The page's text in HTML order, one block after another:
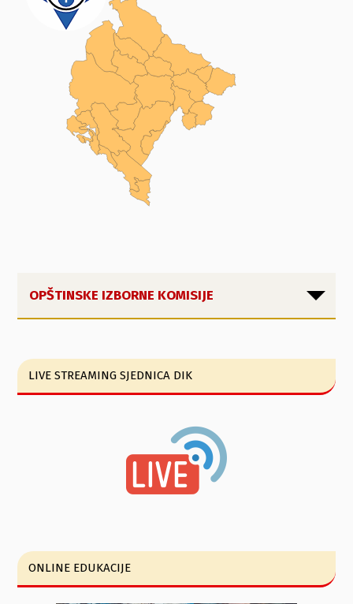
OPŠTINSKE IZBORNE KOMISIJE
LIVE STREAMING SJEDNICA DIK
ONLINE EDUKACIJE